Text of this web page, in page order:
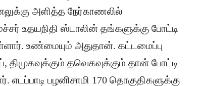
அளித்த நேர்காணலில்
உதயநிதி ஸ்டாலின் தங்களுக்கு போட்டி
உண்மையும் அதுதான். கட்டமைப்பு
திமுகவுக்கும் தவெகவுக்கும் தான் போட்டி
எடப்பாடி பழனிசாமி 170 தொகுதிகளுக்கு